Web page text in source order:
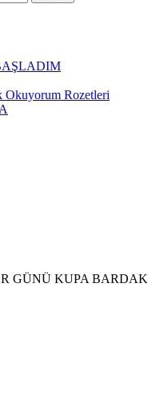
Okuyorum Rozetleri
GÜNÜ KUPA BARDAK